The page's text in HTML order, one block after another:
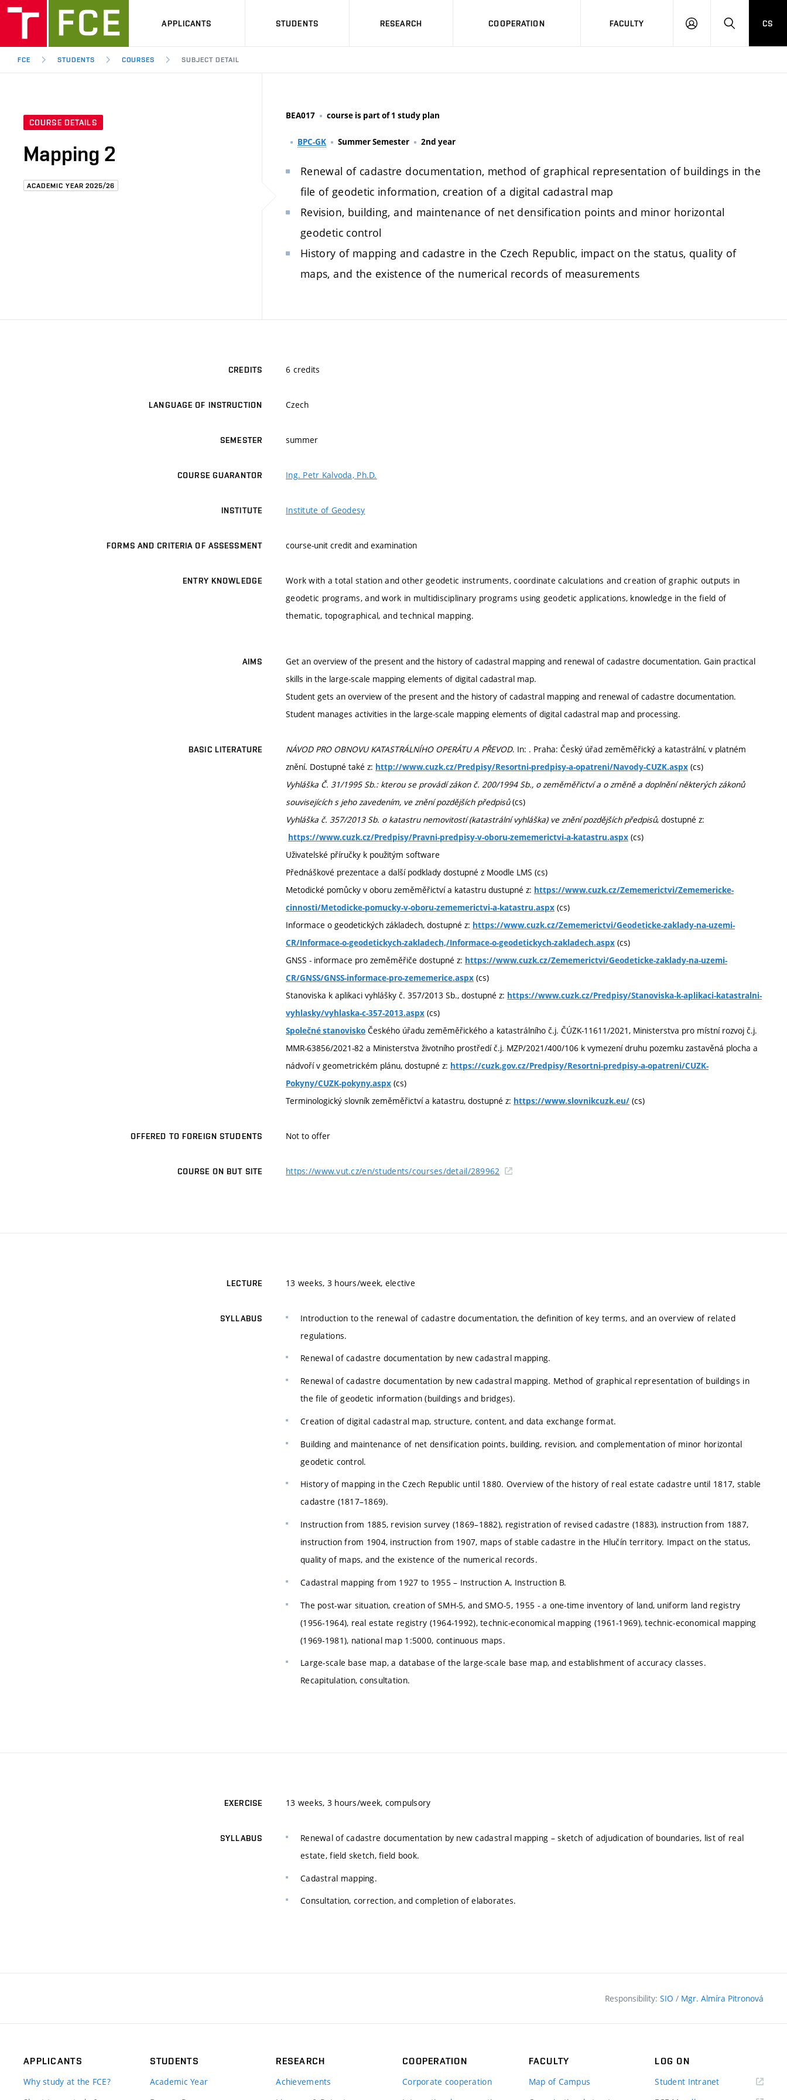
APPLICANTS STUDENTS RESEARCH COOPERATION FACULTY
LOG
HLEDAT
CS
FCE STUDENTS COURSES SUBJECT DETAIL
COURSE DETAILS
Mapping 2
ACADEMIC YEAR 2025/26
BEA017 course is part of 1 study plan
BPC-GK Summer Semester 2nd year
Renewal of cadastre documentation, method of graphical representation of buildings in the
file of geodetic information, creation of a digital cadastral map
Revision, building, and maintenance of net densification points and minor horizontal
geodetic control
History of mapping and cadastre in the Czech Republic, impact on the status, quality of
maps, and the existence of the numerical records of measurements
CREDITS 6 credits
LANGUAGE OF INSTRUCTION Czech
SEMESTER summer
COURSE GUARANTOR Ing. Petr Kalvoda, Ph.D.
INSTITUTE Institute of Geodesy
FORMS AND CRITERIA OF ASSESSMENT course-unit credit and examination
ENTRY KNOWLEDGE
Work with a total station and other geodetic instruments, coordinate calculations and creation of graphic outputs in
geodetic programs, and work in multidisciplinary programs using geodetic applications, knowledge in the field of
thematic, topographical, and technical mapping.
AIMS
Get an overview of the present and the history of cadastral mapping and renewal of cadastre documentation. Gain practical
skills in the large-scale mapping elements of digital cadastral map.
Student gets an overview of the present and the history of cadastral mapping and renewal of cadastre documentation.
Student manages activities in the large-scale mapping elements of digital cadastral map and processing.
BASIC LITERATURE NÁVOD PRO OBNOVU KATASTRÁLNÍHO OPERÁTU A PŘEVOD. In: . Praha: Český úřad zeměměřický a katastrální, v platném
znění. Dostupné také z: http://www.cuzk.cz/Predpisy/Resortni-predpisy-a-opatreni/Navody-CUZK.aspx (cs)
Vyhláška Č. 31/1995 Sb.: kterou se provádí zákon č. 200/1994 Sb., o zeměměřictví a o změně a doplnění některých zákonů
souvisejících s jeho zavedením, ve znění pozdějších předpisů(cs)
Vyhláška č. 357/2013 Sb. o katastru nemovitostí (katastrální vyhláška) ve znění pozdějších předpisů, dostupné z:
https://www.cuzk.cz/Predpisy/Pravni-predpisy-v-oboru-zememerictvi-a-katastru.aspx (cs)
Uživatelské příručky k použitým software
Přednáškové prezentace a další podklady dostupné z Moodle LMS (cs)
Metodické pomůcky v oboru zeměměřictví a katastru dustupné z: https://www.cuzk.cz/Zememerictvi/Zememericke-
cinnosti/Metodicke-pomucky-v-oboru-zememerictvi-a-katastru.aspx (cs)
Informace o geodetických základech, dostupné z: https://www.cuzk.cz/Zememerictvi/Geodeticke-zaklady-na-uzemi-
CR/Informace-o-geodetickych-zakladech,/Informace-o-geodetickych-zakladech.aspx (cs)
GNSS - informace pro zeměměřiče dostupné z: https://www.cuzk.cz/Zememerictvi/Geodeticke-zaklady-na-uzemi-
CR/GNSS/GNSS-informace-pro-zememerice.aspx (cs)
Stanoviska k aplikaci vyhlášky č. 357/2013 Sb., dostupné z: https://www.cuzk.cz/Predpisy/Stanoviska-k-aplikaci-katastralni-
vyhlasky/vyhlaska-c-357-2013.aspx (cs)
Společné stanovisko Českého úřadu zeměměřického a katastrálního č.j. ČÚZK-11611/2021, Ministerstva pro místní rozvoj č.j.
MMR-63856/2021-82 a Ministerstva životního prostředí č.j. MZP/2021/400/106 k vymezení druhu pozemku zastavěná plocha a
nádvoří v geometrickém plánu, dostupné z: https://cuzk.gov.cz/Predpisy/Resortni-predpisy-a-opatreni/CUZK-
Pokyny/CUZK-pokyny.aspx (cs)
Terminologický slovník zeměměřictví a katastru, dostupné z: https://www.slovnikcuzk.eu/ (cs)
OFFERED TO FOREIGN STUDENTS Not to offer
COURSE ON BUT SITE https://www.vut.cz/en/students/courses/detail/289962
LECTURE 13 weeks, 3 hours/week, elective
SYLLABUS
Introduction to the renewal of cadastre documentation, the definition of key terms, and an overview of related
regulations.
Renewal of cadastre documentation by new cadastral mapping.
Renewal of cadastre documentation by new cadastral mapping. Method of graphical representation of buildings in
the file of geodetic information (buildings and bridges).
Creation of digital cadastral map, structure, content, and data exchange format.
Building and maintenance of net densification points, building, revision, and complementation of minor horizontal
geodetic control.
History of mapping in the Czech Republic until 1880. Overview of the history of real estate cadastre until 1817, stable
cadastre (1817–1869).
Instruction from 1885, revision survey (1869–1882), registration of revised cadastre (1883), instruction from 1887,
instruction from 1904, instruction from 1907, maps of stable cadastre in the Hlučín territory. Impact on the status,
quality of maps, and the existence of the numerical records.
Cadastral mapping from 1927 to 1955 – Instruction A, Instruction B.
The post-war situation, creation of SMH-5, and SMO-5, 1955 - a one-time inventory of land, uniform land registry
(1956-1964), real estate registry (1964-1992), technic-economical mapping (1961-1969), technic-economical mapping
(1969-1981), national map 1:5000, continuous maps.
Large-scale base map, a database of the large-scale base map, and establishment of accuracy classes.
Recapitulation, consultation.
EXERCISE 13 weeks, 3 hours/week, compulsory
SYLLABUS
Renewal of cadastre documentation by new cadastral mapping – sketch of adjudication of boundaries, list of real
estate, field sketch, field book.
Cadastral mapping.
Consultation, correction, and completion of elaborates.
Responsibility: SIO / Mgr. Almíra Pitronová
APPLICANTS
Why study at the FCE?
STUDENTS
Academic Year
RESEARCH
Achievements
COOPERATION
Corporate cooperation
FACULTY
Map of Campus
LOG ON
Student Intranet(external